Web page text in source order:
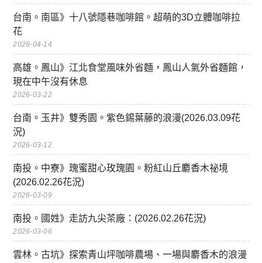
台南。南區》十八號隱巷咖啡館。超萌的3D立體咖啡拉
花
2026-04-14
高雄。鳳山》江北食堂風味外省麵，鳳山人氣外省麵館，
現在中午沒有休息
2026-03-22
台南。玉井》雙秀園。紫色錫葉藤的浪漫(2026.03.09花
況)
2026-03-12
南投。中寮》瑰蜜甜心玫瑰園。粉紅山丘麝香木祕境
(2026.02.26花況)
2026-03-09
南投。國姓》走訪九尖茶廠：(2026.02.26花況)
2026-03-06
雲林。古坑》探索青山坪咖啡農場、一場與麝香木的浪漫